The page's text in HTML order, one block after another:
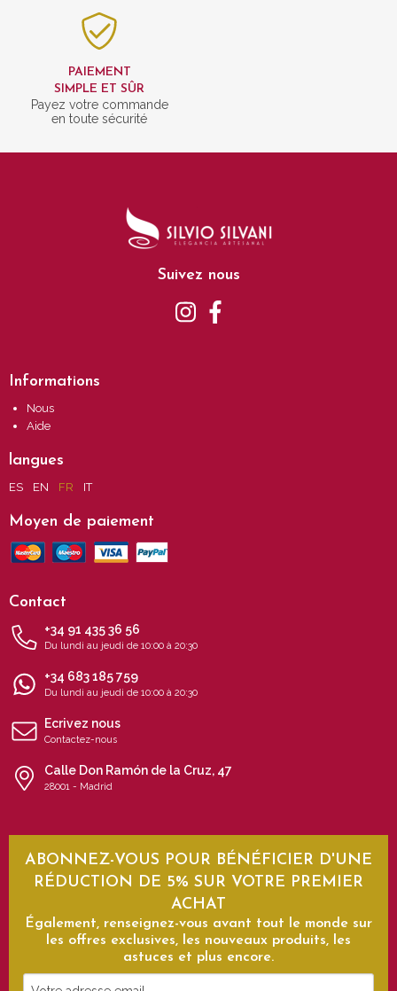
PAIEMENT
SIMPLE ET SÛR
Payez votre commande
en toute sécurité
Suivez nous
Informations
Nous
Aide
langues
ES EN FR IT
Moyen de paiement
Contact
+34 91 435 36 56
Du lundi au jeudi de 10:00 à 20:30
+34 683 185 759
Du lundi au jeudi de 10:00 à 20:30
Ecrivez nous
Contactez-nous
Calle Don Ramón de la Cruz, 47
28001 - Madrid
ABONNEZ-VOUS POUR BÉNÉFICIER D'UNE
RÉDUCTION DE 5% SUR VOTRE PREMIER
ACHAT
Également, renseignez-vous avant tout le monde sur
les offres exclusives, les nouveaux produits, les
astuces et plus encore.
Votre